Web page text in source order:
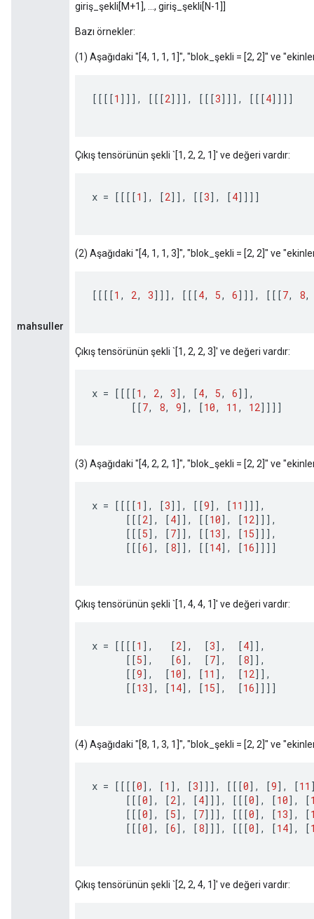
mahsuller
giriş_şekli[M+1], ..., giriş_şekli[N-1]]
Bazı örnekler:
(1) Aşağıdaki "[4, 1, 1, 1]", "blok_şekli = [2, 2]" ve
[[[[1 ]]] , [[[2]]] , [[[3]]] , [[[4]]]]
Çıkış tensörünün şekli `[1, 2, 2, 1]' ve değeri vardır:
x = [[[[1 ] , [2]] , [[3] , [4]]]]
(2) Aşağıdaki "[4, 1, 1, 3]", "blok_şekli = [2, 2]" ve
[[[[1 , 2, 3]]] , [[[4, 5, 6]]] , [[[7, 8,
Çıkış tensörünün şekli `[1, 2, 2, 3]' ve değeri vardır:
x = [[[[1 , 2, 3] , [4, 5, 6]] ,
[[7, 8, 9] , [10, 11 , 12]]]]
(3) Aşağıdaki "[4, 2, 2, 1]", "blok_şekli = [2, 2]" ve
x = [[[[1 ] , [3]] , [[9] , [11 ]]] ,
[[[2] , [4]] , [[10] , [12]]] ,
[[[5] , [7]] , [[13] , [15]]] ,
[[[6] , [8]] , [[14] , [16]]]]
Çıkış tensörünün şekli `[1, 4, 4, 1]' ve değeri vardır:
x = [[[[1 ] , [2] , [3] , [4]] ,
[[5] , [6] , [7] , [8]] ,
[[9] , [10] , [11 ] , [12]] ,
[[13] , [14] , [15] , [16]]]]
(4) Aşağıdaki "[8, 1, 3, 1]", "blok_şekli = [2, 2]" ve
x = [[[[0] , [1 ] , [3]]] , [[[0] , [9] , [11
[[[0] , [2] , [4]]] , [[[0] , [10] , [
[[[0] , [5] , [7]]] , [[[0] , [13] , [
[[[0] , [6] , [8]]] , [[[0] , [14] , [
Çıkış tensörünün şekli `[2, 2, 4, 1]' ve değeri vardır: